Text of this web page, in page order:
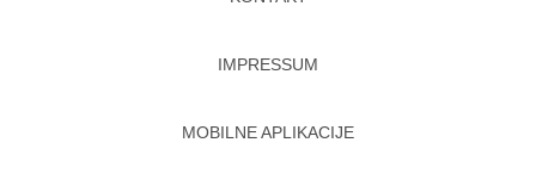
IMPRESSUM
MOBILNE APLIKACIJE